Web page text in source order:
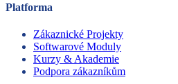
Platforma
Zákaznické Projekty
Softwarové Moduly
Kurzy & Akademie
Podpora zákazníkům